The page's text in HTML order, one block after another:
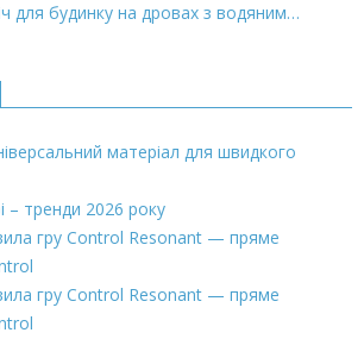
для будинку на дровах з водяним…
матеріал для швидкого
– тренди 2026 року
гру Control Resonant — пряме
гру Control Resonant — пряме